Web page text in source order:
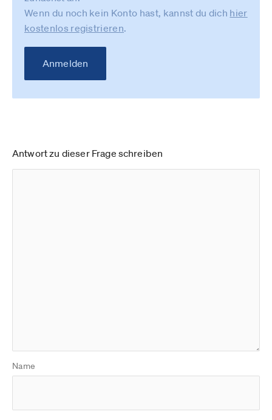
Wenn du noch kein Konto hast, kannst du dich hier
kostenlos registrieren.
Anmelden
Antwort zu dieser Frage schreiben
Name